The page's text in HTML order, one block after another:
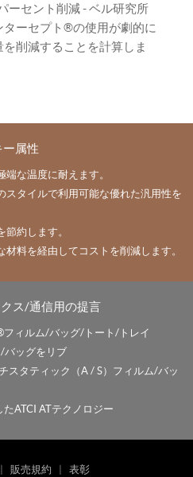
ーセント削減 - ベル研究所
ーセプト®の使用が劇的に
削減することを計算しま
ー属性
な温度に耐えます。
スタイルで利用可能な優れた汎用性を
約します。
料を経由してコストを削減します。
ス/通信用の提言
ィルム/バッグ/トート/トレイ
バッグをリブ
スタティック（A / S）フィルム/バッ
ATCI ATテクノロジー
販売規約 表彰